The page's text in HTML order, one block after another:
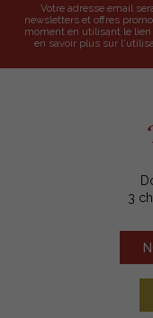
Votre adresse email
newsletters et offres
moment en utilisant le
en savoir plus sur
3